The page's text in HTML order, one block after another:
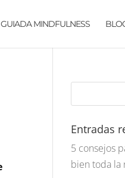
MINDFULNESS
Entradas
5 consejos
bien toda la